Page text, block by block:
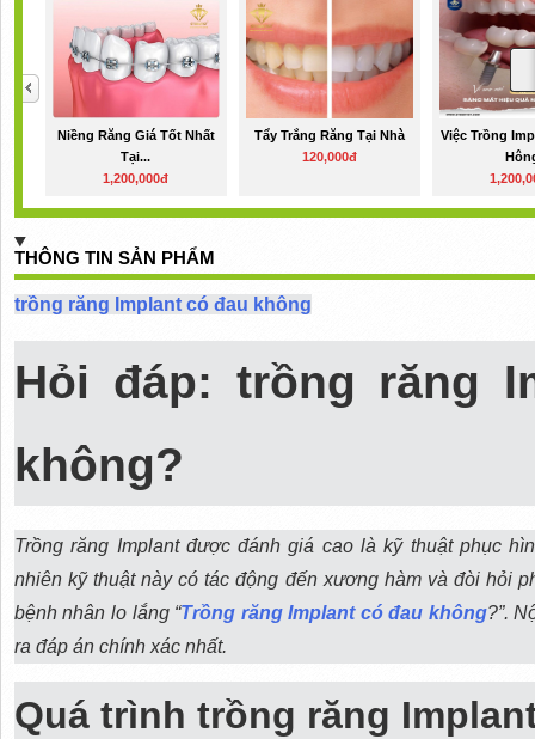
Niềng Răng Giá Tốt Nhất
Tại...
1,200,000đ
Tẩy Trắng Răng Tại Nhà
120,000đ
Việc Trồng
THÔNG TIN SẢN PHẨM
trồng răng Implant có đau không
Hỏi đáp: trồng răng
không?
Trồng răng Implant được đánh giá cao là kỹ thuật phục
nhiên kỹ thuật này có tác động đến xương hàm và đòi hỏi
bệnh nhân lo lắng “Trồng răng Implant có đau không?”.
ra đáp án chính xác nhất.
Quá trình trồng răng